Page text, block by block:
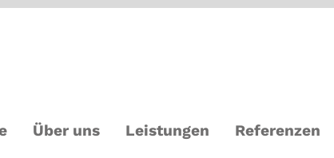
Über uns Leistungen Referenzen